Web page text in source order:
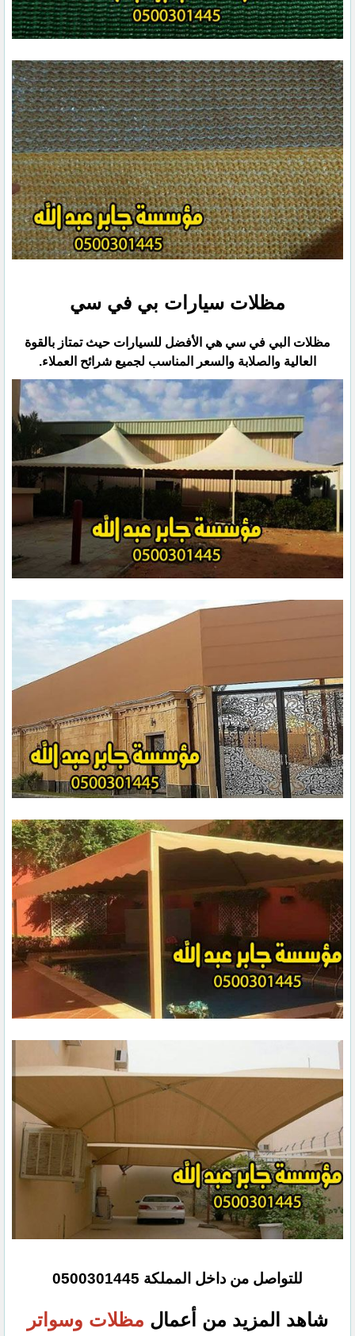
مظلات سيارات بي في سي
مظلات البي في سي هي الأفضل للسيارات حيث تمتاز بالقوة
العالية والصلابة والسعر المناسب لجميع شرائح العملاء.‏
للتواصل من داخل المملكة 0500301445‏
شاهد المزيد من أعمال مظلات وسواتر